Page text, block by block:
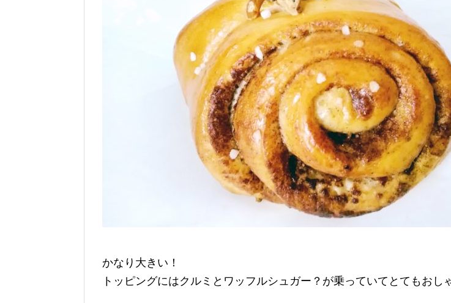
かなり大きい！
トッピングにはクルミとワッフルシュガー？が乗っていてとてもおし